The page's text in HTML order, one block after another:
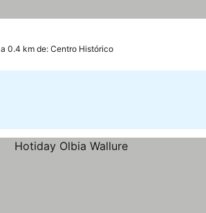
a 0.4 km de: Centro Histórico